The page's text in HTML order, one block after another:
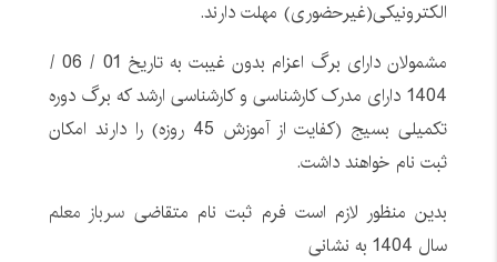
الکترونیکی(غیرحضوری) مهلت دارند.
مشمولان دارای برگ اعزام بدون غیبت به تاریخ 01 / 06 /
1404 دارای مدرک کارشناسی و کارشناسی ارشد که برگ دوره
تکمیلی بسیج (کفایت از آموزش 45 روزه) را دارند امکان
ثبت نام خواهند داشت.
بدین منظور لازم است فرم ثبت نام متقاضی سرباز معلم
سال 1404 به نشانی